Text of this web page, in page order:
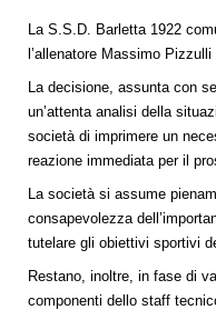
La S.S.D. Barletta 1922
l’allenatore Massimo
La decisione, assunta con
un’attenta analisi della
società di imprimere un
reazione immediata per il
La società si assume
consapevolezza
tutelare gli obiettivi sportivi
Restano, inoltre, in fase di
componenti dello staff